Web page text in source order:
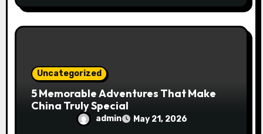
Uncategorized
5 Memorable Adventures That Make
China Truly Special
admin May 21, 2026